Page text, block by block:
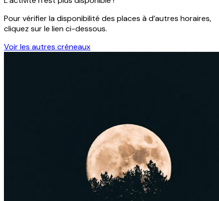
Pour vérifier la disponibilité des places à d’autres horaires,
cliquez sur le lien ci-dessous.
Voir les autres créneaux